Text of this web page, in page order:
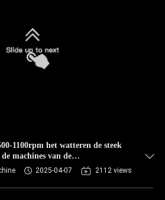
1100rpm het watteren de steek
machines van de
2025-04-07 2112 views